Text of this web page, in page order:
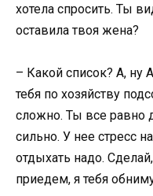
хотела спросить. Ты
оставила твоя жена?
– Какой список? А, ну
тебя по хозяйству
сложно. Ты все равно
сильно. У нее стресс
отдыхать надо.
приедем, я тебя